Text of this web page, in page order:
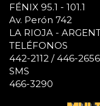
FÉNIX 95.1 - 101.1
Av. Perón 742
LA RIOJA -
TELÉFONOS
442-2112 / 446-
SMS
466-3290